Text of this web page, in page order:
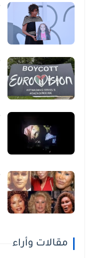
مقالات وأراء